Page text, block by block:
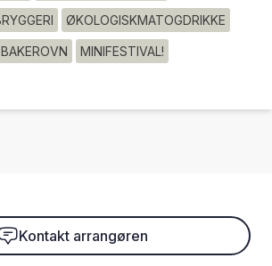
ØKOLOGISKMATOGDRIKKE
MINIFESTIVAL!
Kontakt arrangøren